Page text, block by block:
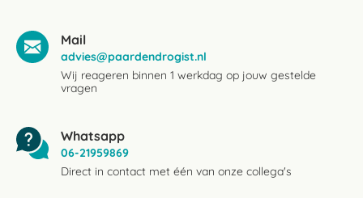
Mail
advies@paardendrogist.nl
Wij reageren binnen 1 werkdag op jouw gestelde
vragen
Whatsapp
06-21959869
Direct in contact met één van onze collega's